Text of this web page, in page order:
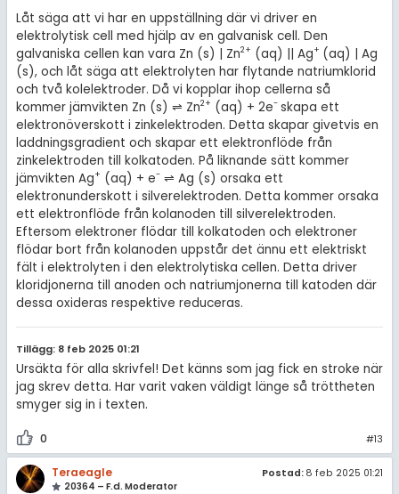
Låt säga att vi har en uppställning där vi driver en
elektrolytisk cell med hjälp av en galvanisk cell. Den
galvaniska cellen kan vara Zn (s) | Zn2+ (aq) || Ag+ (aq) | Ag
(s), och låt säga att elektrolyten har flytande natriumklorid
och två kolelektroder. Då vi kopplar ihop cellerna så
kommer jämvikten Zn (s) ⇌ Zn2+ (aq) + 2e- skapa ett
elektronöverskott i zinkelektroden. Detta skapar givetvis en
laddningsgradient och skapar ett elektronflöde från
zinkelektroden till kolkatoden. På liknande sätt kommer
jämvikten Ag+ (aq) + e-⇌ Ag (s) orsaka ett
elektronunderskott i silverelektroden. Detta kommer orsaka
ett elektronflöde från kolanoden till silverelektroden.
Eftersom elektroner flödar till kolkatoden och elektroner
flödar bort från kolanoden uppstår det ännu ett elektriskt
fält i elektrolyten i den elektrolytiska cellen. Detta driver
kloridjonerna till anoden och natriumjonerna till katoden där
dessa oxideras respektive reduceras.
Tillägg: 8 feb 2025 01:21
Ursäkta för alla skrivfel! Det känns som jag fick en stroke när
jag skrev detta. Har varit vaken väldigt länge så tröttheten
smyger sig in i texten.
0 #13
Teraeagle
20364 – F.d. Moderator
Postad: 8 feb 2025 01:21